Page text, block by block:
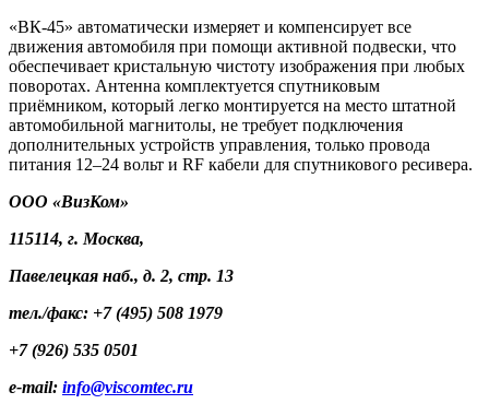
«ВК-45» автоматически измеряет и компенсирует все
движения автомобиля при помощи активной подвески, что
обеспечивает кристальную чистоту изображения при любых
поворотах. Антенна комплектуется спутниковым
приёмником, который легко монтируется на место штатной
автомобильной магнитолы, не требует подключения
дополнительных устройств управления, только провода
питания 12–24 вольт и RF кабели для спутникового ресивера.
ООО «ВизКом»
115114, г. Москва,
Павелецкая наб., д. 2, стр. 13
тел./факс: +7 (495) 508 1979
+7 (926) 535 0501
e-mail: info​@​viscomtec.ru